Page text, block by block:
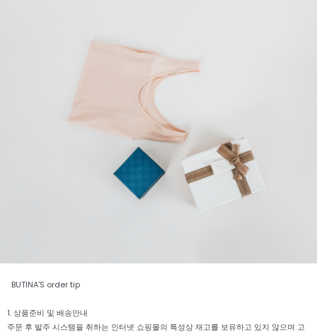
BUTINA'S order tip
1. 상품준비 및 배송안내
주문 후 발주 시스템을 취하는 인터넷 쇼핑몰의 특성상 재고를 보유하고 있지 않으며 고